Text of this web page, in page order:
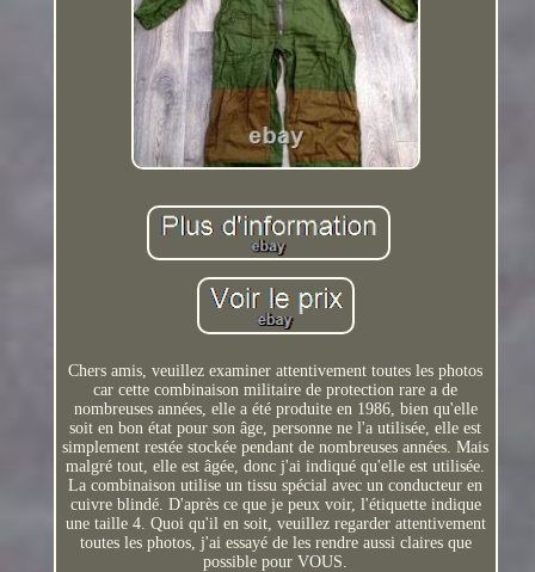
Chers amis, veuillez examiner attentivement toutes les photos
car cette combinaison militaire de protection rare a de
nombreuses années, elle a été produite en 1986, bien qu'elle
soit en bon état pour son âge, personne ne l'a utilisée, elle est
simplement restée stockée pendant de nombreuses années. Mais
malgré tout, elle est âgée, donc j'ai indiqué qu'elle est utilisée.
La combinaison utilise un tissu spécial avec un conducteur en
cuivre blindé. D'après ce que je peux voir, l'étiquette indique
une taille 4. Quoi qu'il en soit, veuillez regarder attentivement
toutes les photos, j'ai essayé de les rendre aussi claires que
possible pour VOUS.